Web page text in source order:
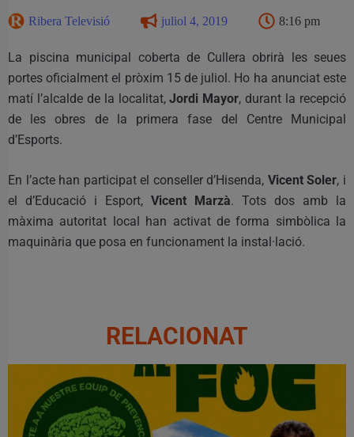
Ribera Televisió juliol 4, 2019 8:16 pm
La piscina municipal coberta de Cullera obrirà les seues
portes oficialment el pròxim 15 de juliol. Ho ha anunciat este
matí l’alcalde de la localitat,Jordi Mayor, durant la recepció
de les obres de la primera fase del Centre Municipal
d’Esports.
En l’acte han participat el conseller d’Hisenda, Vicent Soler, i
el d’Educació i Esport, Vicent Marzà. Tots dos amb la
màxima autoritat local han activat de forma simbòlica la
maquinària que posa en funcionament la instal·lació.
RELACIONAT